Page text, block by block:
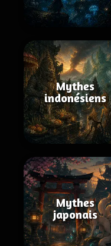
Mythes
indonésiens
Mythes
japonais